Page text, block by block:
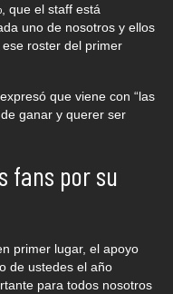
que el staff está
uno de nosotros y ellos
roster del primer
que viene con “las
ganar y querer ser
fans por su
primer lugar, el apoyo
de ustedes el año
para todos nosotros